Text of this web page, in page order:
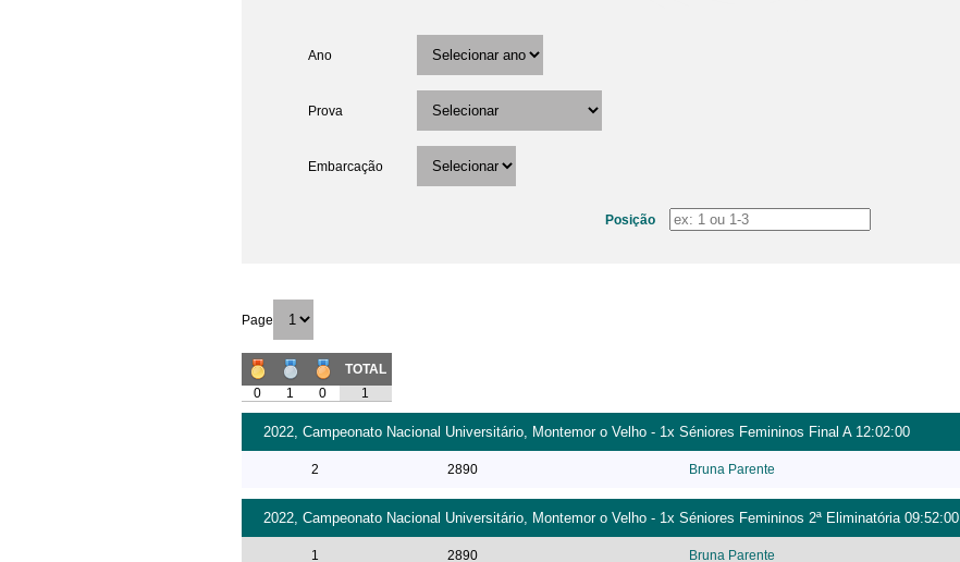
Ano
Prova
Embarcação
Posição
Page
TOTAL
0
1 0 1
2022, Campeonato Nacional Universitário, Montemor o Velho - 1x Séniores Femininos Final A 12:02:00
2 2890 Bruna Parente
2022, Campeonato Nacional Universitário, Montemor o Velho - 1x Séniores Femininos 2ª Eliminatória 09:52:00
1 2890 Bruna Parente